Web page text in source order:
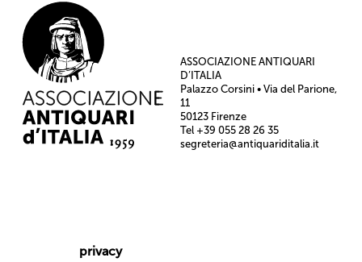
ASSOCIAZIONE ANTIQUARI
D’ITALIA
Palazzo Corsini • Via del Parione,
11
50123 Firenze
Tel +39 055 28 26 35
segreteria@antiquariditalia.it
privacy